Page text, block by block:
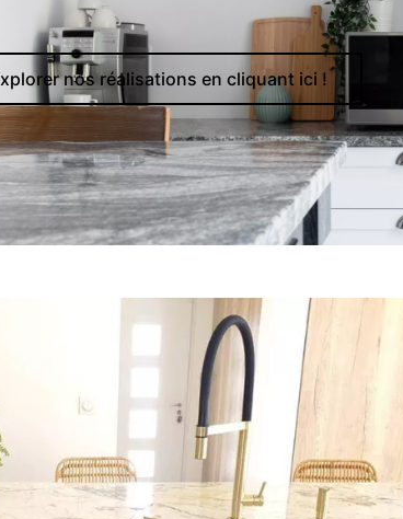
nos réalisations en cliquant ici !